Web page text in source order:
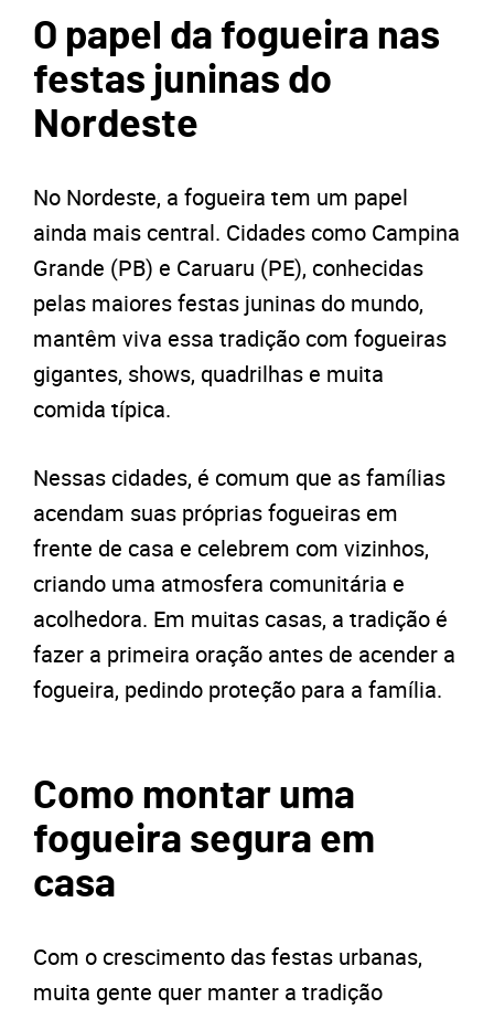
O papel da fogueira nas
festas juninas do
Nordeste
No Nordeste, a fogueira tem um papel
ainda mais central. Cidades como Campina
Grande (PB) e Caruaru (PE), conhecidas
pelas maiores festas juninas do mundo,
mantêm viva essa tradição com fogueiras
gigantes, shows, quadrilhas e muita
comida típica.
Nessas cidades, é comum que as famílias
acendam suas próprias fogueiras em
frente de casa e celebrem com vizinhos,
criando uma atmosfera comunitária e
acolhedora. Em muitas casas, a tradição é
fazer a primeira oração antes de acender a
fogueira, pedindo proteção para a família.
Como montar uma
fogueira segura em
casa
Com o crescimento das festas urbanas,
muita gente quer manter a tradição